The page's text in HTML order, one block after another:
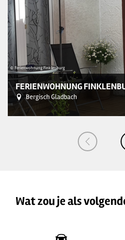
© Ferienwohnung Finklenburg
FERIENWOHNUNG
Bergisch Gladbach
Wat zou je als